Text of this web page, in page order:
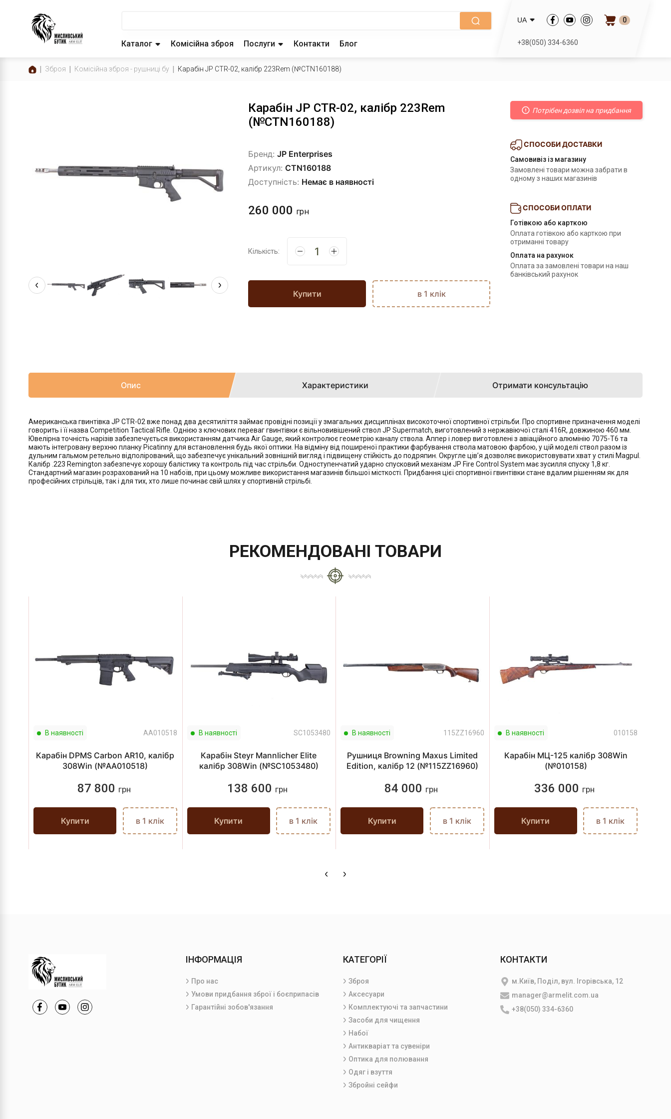
Каталог Комісійна зброя Послуги Контакти Блог
UA 0
+38(050) 334-6360
Зброя Комісійна зброя - рушниці бу Карабін JP CTR-02, калібр 223Rem (№CTN160188)
Карабін JP CTR-02, калібр 223Rem
(№CTN160188)
Бренд: JP Enterprises
Артикул: CTN160188
Доступність: Немає в наявності
260 000 грн
Кількість:
Купити в 1 клік
Потрібен дозвіл на придбання
СПОСОБИ ДОСТАВКИ
Самовивіз із магазину
Замовлені товари можна забрати в
одному з наших магазинів
СПОСОБИ ОПЛАТИ
Готівкою або карткою
Оплата готівкою або карткою при
отриманні товару
Оплата на рахунок
Оплата за замовлені товари на наш
банківський рахунок
Опис Характеристики Отримати консультацію
Американська гвинтівка JP CTR-02 вже понад два десятиліття займає провідні позиції у змагальних дисциплінах високоточної спортивної стрільби. Про спортивне призначення моделі
говорить і її назва Competition Tactical Rifle. Однією з ключових переваг гвинтівки є вільновивішений ствол JP Supermatch, виготовлений з нержавіючої сталі 416R, довжиною 460 мм.
Ювелірна точність нарізів забезпечується використанням датчика Air Gauge, який контролює геометрію каналу ствола. Аппер і ловер виготовлені з авіаційного алюмінію 7075-T6 та
мають інтегровану верхню планку Picatinny для встановлення будь якої оптики. На відміну від поширеної практики фарбування ствола матовою фарбою, у цій моделі ствол разом із
дульним гальмом ретельно відполірований, що забезпечує унікальний зовнішній вигляд і підвищену стійкість до подряпин. Округле цівʼя дозволяє використовувати хват у стилі Magpul.
Калібр .223 Remington забезпечує хорошу балістику та контроль під час стрільби. Одноступенчатий ударно спусковий механізм JP Fire Control System має зусилля спуску 1,8 кг.
Стандартний магазин розрахований на 10 набоїв, при цьому можливе використання магазинів більшої місткості. Придбання цієї спортивної гвинтівки стане вдалим рішенням як для
професійних стрільців, так і для тих, хто лише починає свій шлях у спортивній стрільбі.
РЕКОМЕНДОВАНІ ТОВАРИ
В наявності AA010518
Карабін DPMS Carbon AR10, калібр
308Win (№AA010518)
87 800 грн
Купити в 1 клік
В наявності SC1053480
Карабін Steyr Mannlicher Elite
калібр 308Win (№SC1053480)
138 600 грн
Купити в 1 клік
В наявності 115ZZ16960
Рушниця Browning Maxus Limited
Edition, калібр 12 (№115ZZ16960)
84 000 грн
Купити в 1 клік
В наявності 010158
Карабін МЦ-125 калібр 308Win
(№010158)
336 000 грн
Купити в 1 клік
ІНФОРМАЦІЯ
Про нас
Умови придбання зброї і боєприпасів
Гарантійні зобов'язання
КАТЕГОРІЇ
Зброя
Аксесуари
Комплектуючі та запчастини
Засоби для чищення
Набої
Антикваріат та сувеніри
Оптика для полювання
Одяг і взуття
Збройні сейфи
КОНТАКТИ
м.Київ, Поділ, вул. Ігорівська, 12
manager@armelit.com.ua
+38(050) 334-6360